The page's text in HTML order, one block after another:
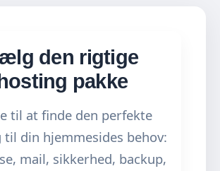
den rigtige
pakke
til at finde den perfekte
til din hjemmesides behov:
mail, sikkerhed, backup,